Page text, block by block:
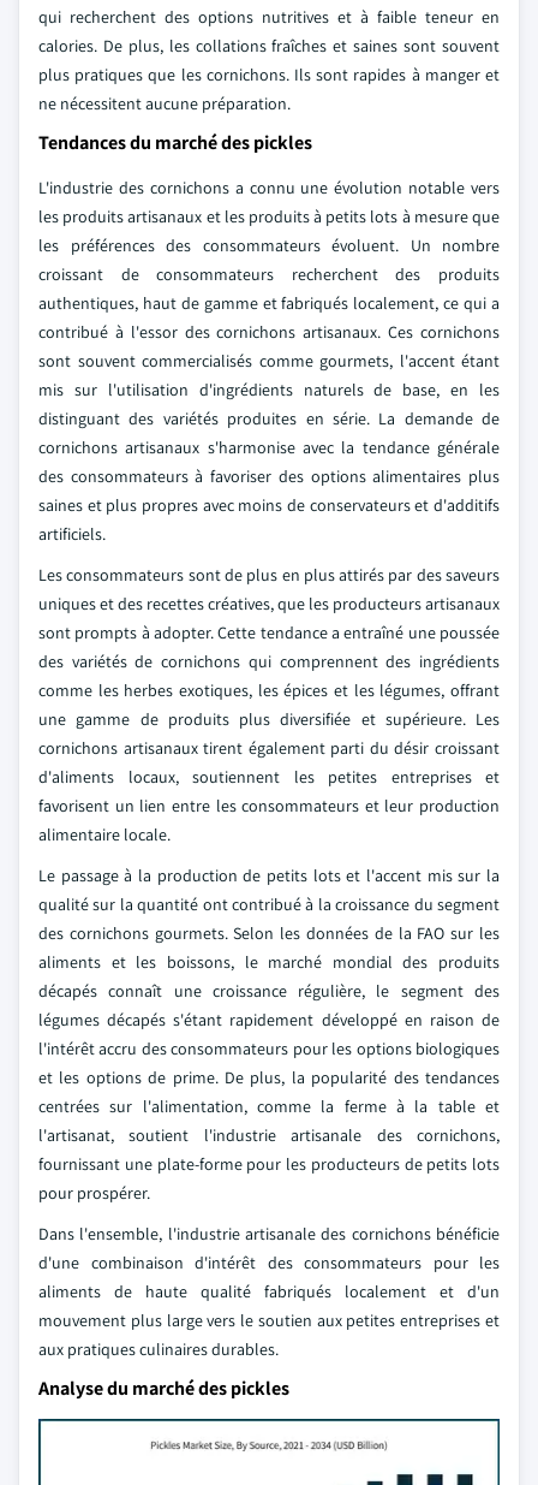
qui recherchent des options nutritives et à faible teneur en
calories. De plus, les collations fraîches et saines sont souvent
plus pratiques que les cornichons. Ils sont rapides à manger et
ne nécessitent aucune préparation.
Tendances du marché des pickles
L'industrie des cornichons a connu une évolution notable vers
les produits artisanaux et les produits à petits lots à mesure que
les préférences des consommateurs évoluent. Un nombre
croissant de consommateurs recherchent des produits
authentiques, haut de gamme et fabriqués localement, ce qui a
contribué à l'essor des cornichons artisanaux. Ces cornichons
sont souvent commercialisés comme gourmets, l'accent étant
mis sur l'utilisation d'ingrédients naturels de base, en les
distinguant des variétés produites en série. La demande de
cornichons artisanaux s'harmonise avec la tendance générale
des consommateurs à favoriser des options alimentaires plus
saines et plus propres avec moins de conservateurs et d'additifs
artificiels.
Les consommateurs sont de plus en plus attirés par des saveurs
uniques et des recettes créatives, que les producteurs artisanaux
sont prompts à adopter. Cette tendance a entraîné une poussée
des variétés de cornichons qui comprennent des ingrédients
comme les herbes exotiques, les épices et les légumes, offrant
une gamme de produits plus diversifiée et supérieure. Les
cornichons artisanaux tirent également parti du désir croissant
d'aliments locaux, soutiennent les petites entreprises et
favorisent un lien entre les consommateurs et leur production
alimentaire locale.
Le passage à la production de petits lots et l'accent mis sur la
qualité sur la quantité ont contribué à la croissance du segment
des cornichons gourmets. Selon les données de la FAO sur les
aliments et les boissons, le marché mondial des produits
décapés connaît une croissance régulière, le segment des
légumes décapés s'étant rapidement développé en raison de
l'intérêt accru des consommateurs pour les options biologiques
et les options de prime. De plus, la popularité des tendances
centrées sur l'alimentation, comme la ferme à la table et
l'artisanat, soutient l'industrie artisanale des cornichons,
fournissant une plate-forme pour les producteurs de petits lots
pour prospérer.
Dans l'ensemble, l'industrie artisanale des cornichons bénéficie
d'une combinaison d'intérêt des consommateurs pour les
aliments de haute qualité fabriqués localement et d'un
mouvement plus large vers le soutien aux petites entreprises et
aux pratiques culinaires durables.
Analyse du marché des pickles